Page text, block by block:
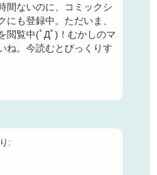
間ないのに、コミックシ
にも登録中。ただいま、
閲覧中(ﾟДﾟ)！むかしのマ
ね。今読むとびっくりす
: